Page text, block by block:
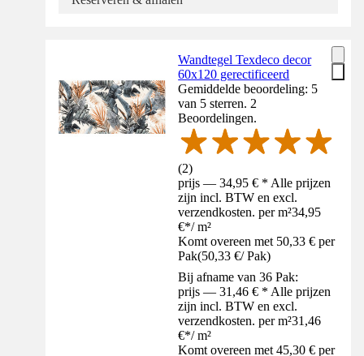
Wandtegel Texdeco decor
60x120 gerectificeerd
Gemiddelde beoordeling: 5
van 5 sterren. 2
Beoordelingen.
(2)
prijs — 34,95 € * Alle prijzen
zijn incl. BTW en excl.
verzendkosten. per m²34,95
€*/ m²
Komt overeen met 50,33 € per
Pak(50,33 €/ Pak)
Bij afname van 36 Pak:
prijs — 31,46 € * Alle prijzen
zijn incl. BTW en excl.
verzendkosten. per m²31,46
€*/ m²
Komt overeen met 45,30 € per